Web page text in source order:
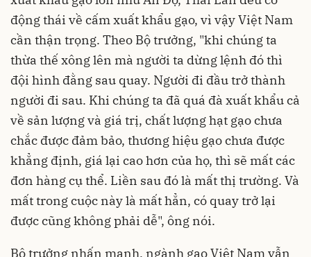
động thái về cấm xuất khẩu gạo, vì vậy Việt Nam
cần thận trọng. Theo Bộ trưởng, "khi chúng ta
thừa thế xông lên mà người ta dừng lệnh đó thì
đội hình đằng sau quay. Người đi đầu trở thành
người đi sau. Khi chúng ta đã quá đà xuất khẩu cả
về sản lượng và giá trị, chất lượng hạt gạo chưa
chắc được đảm bảo, thương hiệu gạo chưa được
khẳng định, giá lại cao hơn của họ, thì sẽ mất các
đơn hàng cụ thể. Liền sau đó là mất thị trường. Và
mất trong cuộc này là mất hẳn, có quay trở lại
được cũng không phải dễ", ông nói.
Bộ trưởng nhấn mạnh, ngành gạo Việt Nam vẫn